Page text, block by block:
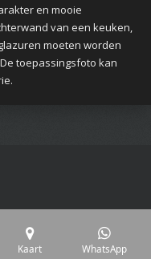
en mooie
van een keuken,
moeten worden
toepassingsfoto kan
Kaart WhatsApp